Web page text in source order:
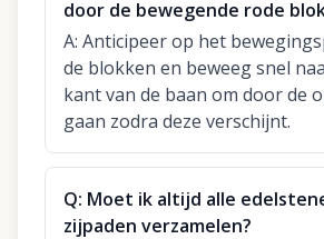
door de bewegende rode
A: Anticipeer op het
de blokken en beweeg snel
kant van de baan om door de
gaan zodra deze verschijnt.
Q: Moet ik altijd alle
zijpaden verzamelen?